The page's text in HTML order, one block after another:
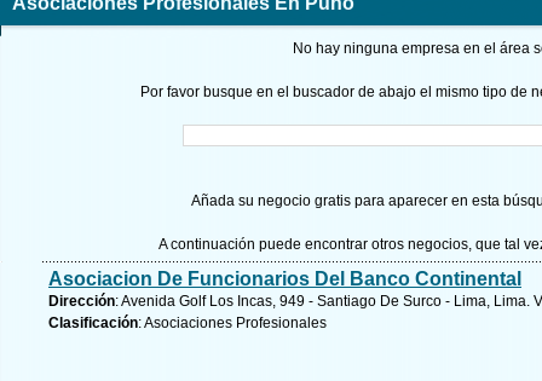
No hay ninguna empresa en el área
Por favor busque en el buscador de abajo el mismo tipo de
Añada su negocio gratis para aparecer en esta
A continuación puede encontrar otros negocios, que tal
Asociacion De Funcionarios Del Banco Continental
Dirección: Avenida Golf Los Incas, 949 - Santiago De Surco - Lima, Lima.
Clasificación: Asociaciones Profesionales